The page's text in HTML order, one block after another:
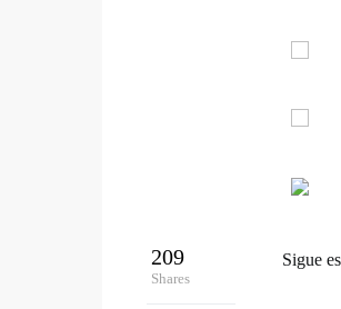
209
Shares
Sigue